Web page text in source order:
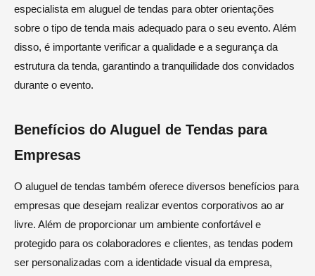
especialista em aluguel de tendas para obter orientações
sobre o tipo de tenda mais adequado para o seu evento. Além
disso, é importante verificar a qualidade e a segurança da
estrutura da tenda, garantindo a tranquilidade dos convidados
durante o evento.
Benefícios do Aluguel de Tendas para
Empresas
O aluguel de tendas também oferece diversos benefícios para
empresas que desejam realizar eventos corporativos ao ar
livre. Além de proporcionar um ambiente confortável e
protegido para os colaboradores e clientes, as tendas podem
ser personalizadas com a identidade visual da empresa,